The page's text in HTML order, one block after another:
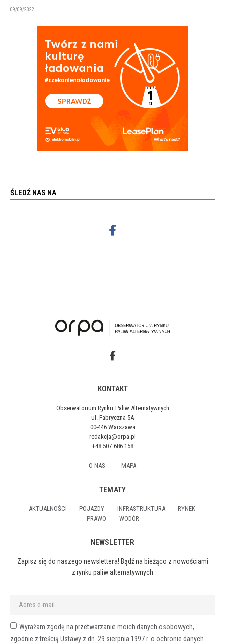
09/09/2022
ŚLEDŹ NAS NA
KONTAKT
Obserwatorium Rynku Paliw Alternatywnych
ul. Fabryczna 5A
00-446 Warszawa
redakcja@orpa.pl
+48 507 686 158
O NAS MAPA
TEMATY
AKTUALNOŚCI POJAZDY INFRASTRUKTURA
RYNEK
PRAWO
WODÓR
NEWSLETTER
Zapisz się do naszego newslettera! Bądź na bieżąco z nowościami
z rynku paliw alternatywnych
Wyrażam zgodę na przetwarzanie moich danych osobowych,
zgodnie z treścią Ustawy z dn. 29 sierpnia 1997 r. o ochronie danych